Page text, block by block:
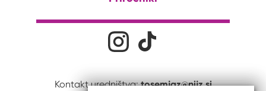
Družabna omrežjaNa naš Instagram profil
Kontakt uredništva:tosemjaz@nijz.si